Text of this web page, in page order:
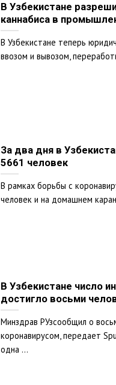
В Узбекистане
каннабиса в
В Узбекистане теперь
ввозом и вывозом,
За два дня в
5661 человек
В рамках борьбы с
человек и на домашнем
В Узбекистане число
достигло восьми
Минздрав РУзсообщил о
коронавирусом, передает
одна ...